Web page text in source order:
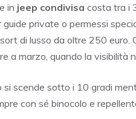
in jeep condivisa costa tra i
private o permessi
di lusso da oltre 250 euro.
a marzo, quando la visibilità
scende sotto i 10 gradi
con sé binocolo e